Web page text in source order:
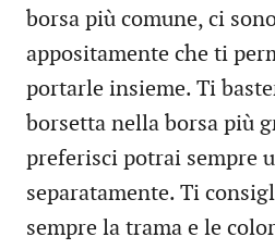
borsa più comune, ci
appositamente che ti
portarle insieme. Ti
borsetta nella borsa più
preferisci potrai sempre
separatamente. Ti
sempre la trama e le